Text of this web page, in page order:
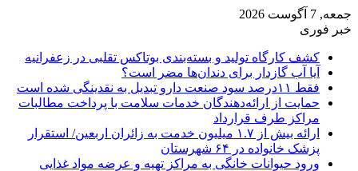
جمعه, 7 آگوست 2026
خبر فوری
کشف کارگاه تولید و بسته‌بندی بوتاکس تقلبی در زعفرانیه
آیا آب گازدار برای دندان‌ها مضر است؟
فقط ۱۱‌درصد سود صنعت دارو تبدیل به نقدینگی شده است
حمایت از ارائه‌دهندگان خدمات سلامت با پرداخت مطالبات
مراکز طرف قرارداد
ارائه بیش از ۱.۷ میلیون خدمت به زائران اربعین/ استقرار
پزشک خانواده در ۶۴ شهرستان
ورود حیوانات خانگی به مراکز تهیه و عرضه مواد غذایی